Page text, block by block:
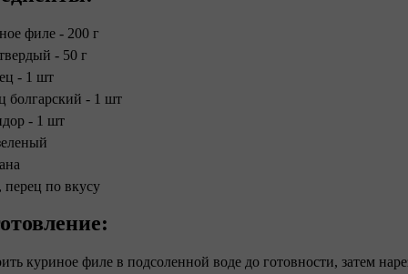
филе - 200 г
- 50 г
- 1 шт
болгарский - 1 шт
- 1 шт
перец по вкусу
куриное филе в подсоленной воде до готовности, затем